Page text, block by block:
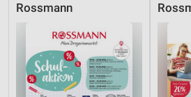
Rossmann